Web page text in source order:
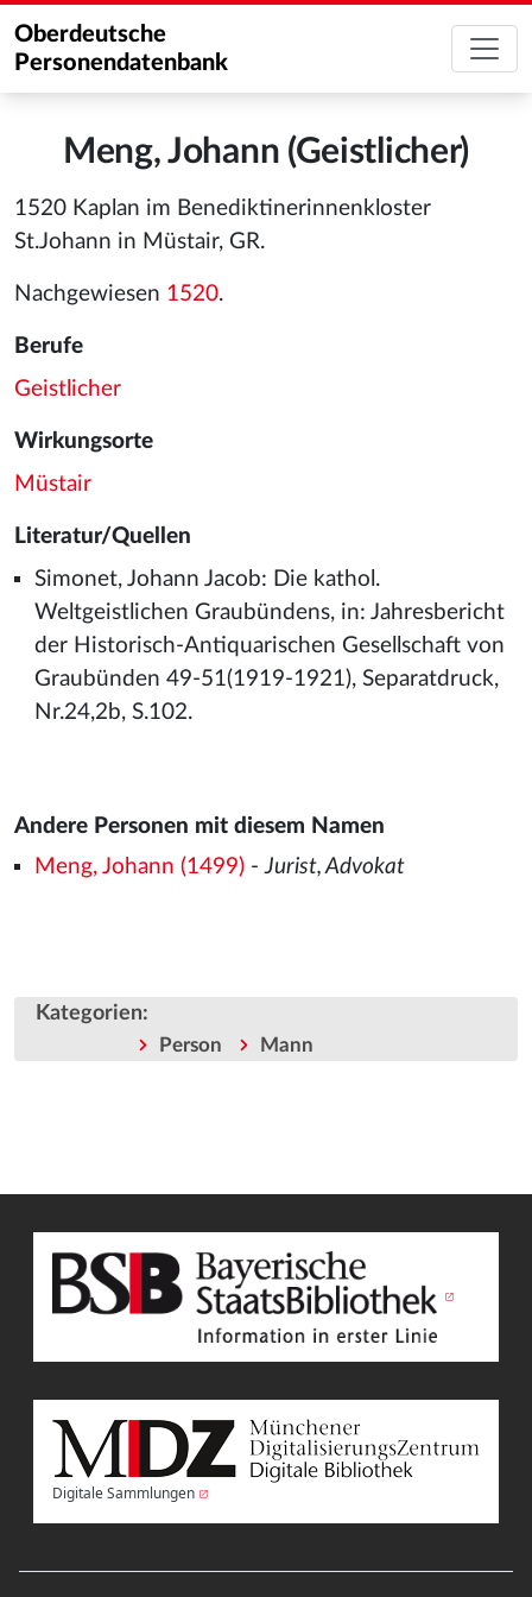
Oberdeutsche
Personendatenbank
Meng, Johann (Geistlicher)
1520 Kaplan im Benediktinerinnenkloster
St.Johann in Müstair, GR.
Nachgewiesen 1520.
Berufe
Geistlicher
Wirkungsorte
Müstair
Literatur/Quellen
Simonet, Johann Jacob: Die kathol.
Weltgeistlichen Graubündens, in: Jahresbericht
der Historisch-Antiquarischen Gesellschaft von
Graubünden 49-51(1919-1921), Separatdruck,
Nr.24,2b, S.102.
Andere Personen mit diesem Namen
Meng, Johann (1499)-Jurist, Advokat
Kategorien:
Person Mann
Digitale Sammlungen